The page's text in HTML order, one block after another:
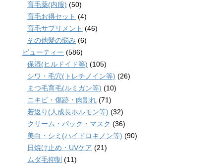
育毛薬(内服) (50)
育毛お得セット (4)
育毛サプリメント (46)
その他髪の悩み (6)
ビューティー (586)
保湿(ヒルドイド等) (105)
シワ・毛穴(トレチノイン等) (26)
まつ毛育毛(ルミガン等) (10)
ニキビ・傷跡・肉割れ (71)
若返り(人成長ホルモン等) (32)
クリーム・パック・マスク (36)
美白・シミ(ハイドロキノン等) (90)
日焼け止め・UVケア (21)
ムダ毛抑制 (11)